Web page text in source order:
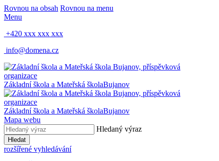
Rovnou na obsah Rovnou na menu
Menu
+420 xxx xxx xxx
info@domena.cz
Základní škola a Mateřská školaBujanov
Základní škola a Mateřská školaBujanov
Mapa webu
Hledaný výraz
Hledat
rozšířené vyhledávání